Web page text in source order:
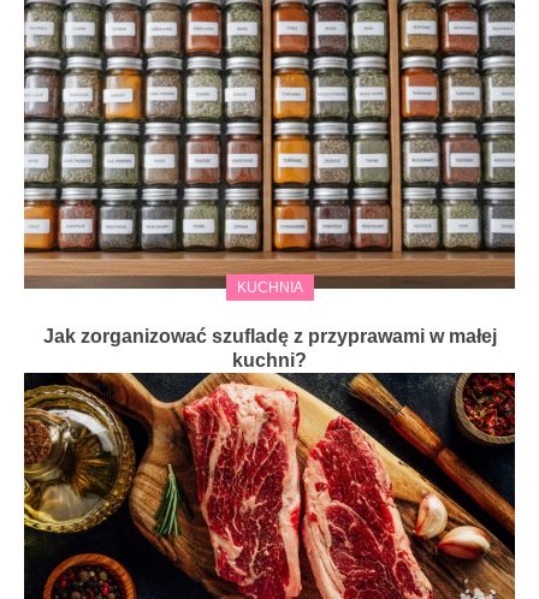
KUCHNIA
Jak zorganizować szufladę z przyprawami w małej
kuchni?